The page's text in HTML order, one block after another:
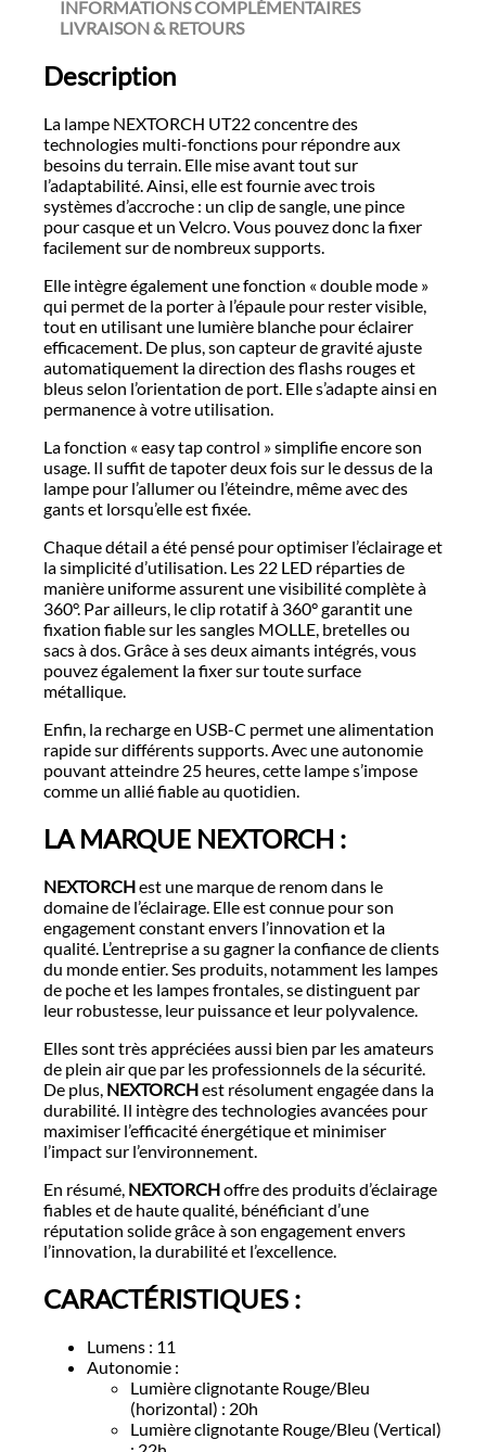
INFORMATIONS COMPLÉMENTAIRES
LIVRAISON & RETOURS
Description
La lampe NEXTORCH UT22 concentre des
technologies multi-fonctions pour répondre aux
besoins du terrain. Elle mise avant tout sur
l’adaptabilité. Ainsi, elle est fournie avec trois
systèmes d’accroche : un clip de sangle, une pince
pour casque et un Velcro. Vous pouvez donc la fixer
facilement sur de nombreux supports.
Elle intègre également une fonction « double mode »
qui permet de la porter à l’épaule pour rester visible,
tout en utilisant une lumière blanche pour éclairer
efficacement. De plus, son capteur de gravité ajuste
automatiquement la direction des flashs rouges et
bleus selon l’orientation de port. Elle s’adapte ainsi en
permanence à votre utilisation.
La fonction « easy tap control » simplifie encore son
usage. Il suffit de tapoter deux fois sur le dessus de la
lampe pour l’allumer ou l’éteindre, même avec des
gants et lorsqu’elle est fixée.
Chaque détail a été pensé pour optimiser l’éclairage et
la simplicité d’utilisation. Les 22 LED réparties de
manière uniforme assurent une visibilité complète à
360°. Par ailleurs, le clip rotatif à 360° garantit une
fixation fiable sur les sangles MOLLE, bretelles ou
sacs à dos. Grâce à ses deux aimants intégrés, vous
pouvez également la fixer sur toute surface
métallique.
Enfin, la recharge en USB-C permet une alimentation
rapide sur différents supports. Avec une autonomie
pouvant atteindre 25 heures, cette lampe s’impose
comme un allié fiable au quotidien.
LA MARQUE NEXTORCH :
NEXTORCHest une marque de renom dans le
domaine de l’éclairage. Elle est connue pour son
engagement constant envers l’innovation et la
qualité. L’entreprise a su gagner la confiance de clients
du monde entier. Ses produits, notamment les lampes
de poche et les lampes frontales, se distinguent par
leur robustesse, leur puissance et leur polyvalence.
Elles sont très appréciées aussi bien par les amateurs
de plein air que par les professionnels de la sécurité.
De plus, NEXTORCHest résolument engagée dans la
durabilité. Il intègre des technologies avancées pour
maximiser l’efficacité énergétique et minimiser
l’impact sur l’environnement.
En résumé, NEXTORCHoffre des produits d’éclairage
fiables et de haute qualité, bénéficiant d’une
réputation solide grâce à son engagement envers
l’innovation, la durabilité et l’excellence.
CARACTÉRISTIQUES :
Lumens : 11
Autonomie :
Lumière clignotante Rouge/Bleu
(horizontal) : 20h
Lumière clignotante Rouge/Bleu (Vertical)